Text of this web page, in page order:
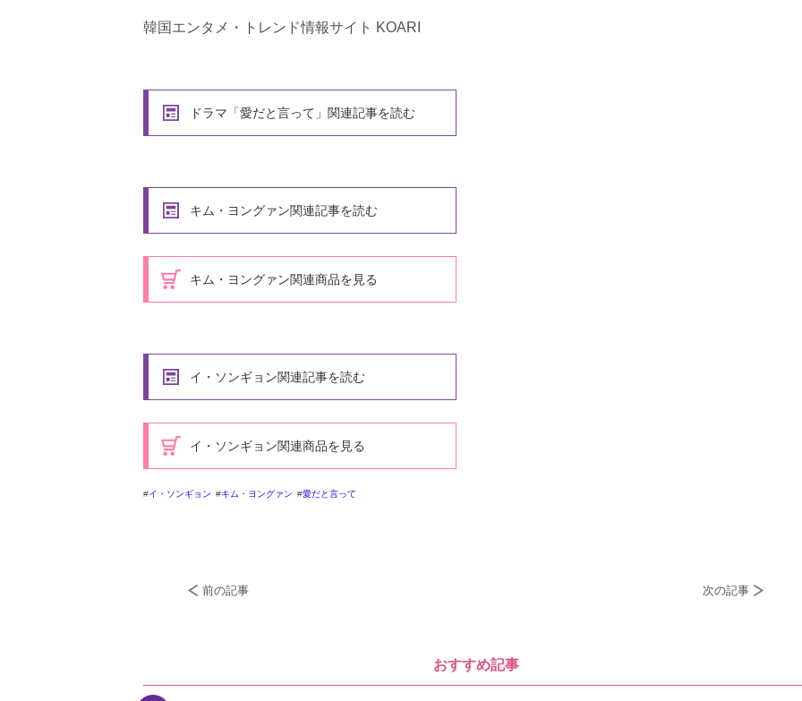
韓国エンタメ・トレンド情報サイト KOARI
ドラマ「愛だと言って」関連記事を読む
キム・ヨングァン関連記事を読む
キム・ヨングァン関連商品を見る
イ・ソンギョン関連記事を読む
イ・ソンギョン関連商品を見る
イ・ソンギョン キム・ヨングァン 愛だと言って
前の記事 次の記事
おすすめ記事